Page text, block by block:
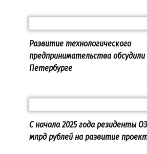
Развитие технологического
предпринимательства
Петербурге
С начала 2025 года резиденты
млрд рублей на развитие